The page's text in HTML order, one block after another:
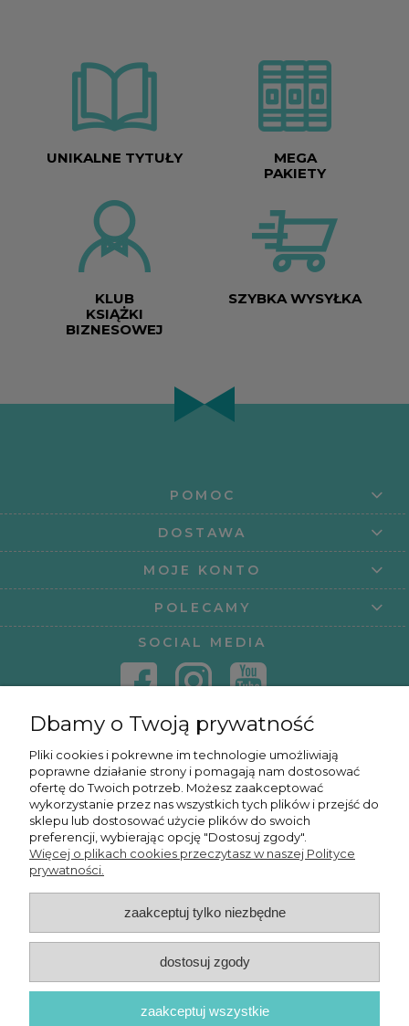
UNIKALNE TYTUŁY
MEGA
PAKIETY
KLUB
KSIĄŻKI
BIZNESOWEJ
SZYBKA WYSYŁKA
POMOC
DOSTAWA
MOJE KONTO
POLECAMY
SOCIAL MEDIA
KURSY ONLINE
OSMPOWER SP. Z O.O.
POKAŻ PEŁNĄ WERSJĘ STRONY
© 2026 OSMPower - Wszelkie prawa zastrzeżone
Dbamy o Twoją prywatność
Pliki cookies i pokrewne im technologie umożliwiają
poprawne działanie strony i pomagają nam dostosować
ofertę do Twoich potrzeb. Możesz zaakceptować
wykorzystanie przez nas wszystkich tych plików i przejść do
sklepu lub dostosować użycie plików do swoich
preferencji, wybierając opcję "Dostosuj zgody".
Więcej o plikach cookies przeczytasz w naszej Polityce
prywatności.
zaakceptuj tylko niezbędne
dostosuj zgody
zaakceptuj wszystkie